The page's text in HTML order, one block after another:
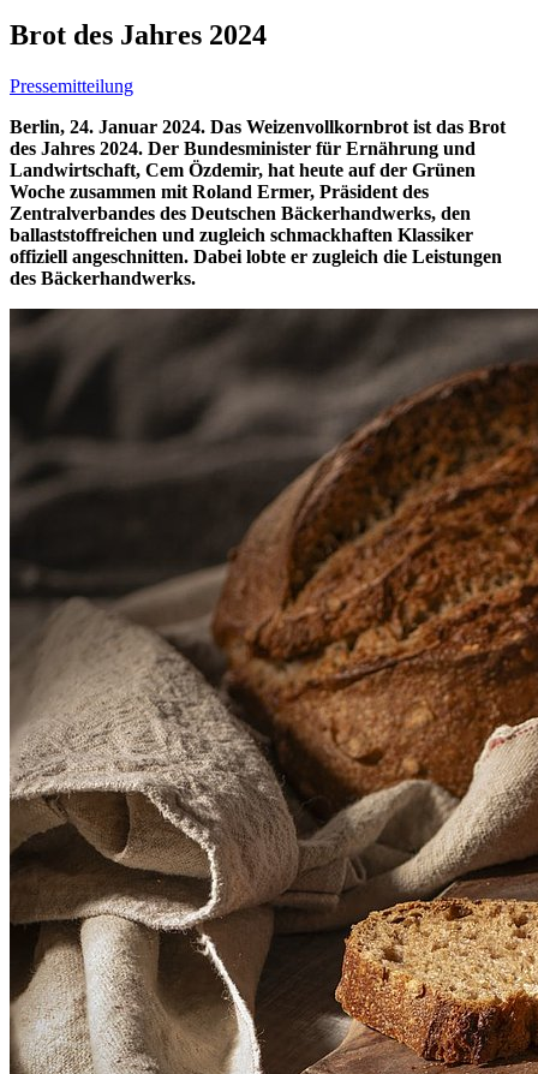
Brot des Jahres 2024
Pressemitteilung
Berlin, 24. Januar 2024. Das Weizenvollkornbrot ist das Brot
des Jahres 2024. Der Bundesminister für Ernährung und
Landwirtschaft, Cem Özdemir, hat heute auf der Grünen
Woche zusammen mit Roland Ermer, Präsident des
Zentralverbandes des Deutschen Bäckerhandwerks, den
ballaststoffreichen und zugleich schmackhaften Klassiker
offiziell angeschnitten. Dabei lobte er zugleich die Leistungen
des Bäckerhandwerks.